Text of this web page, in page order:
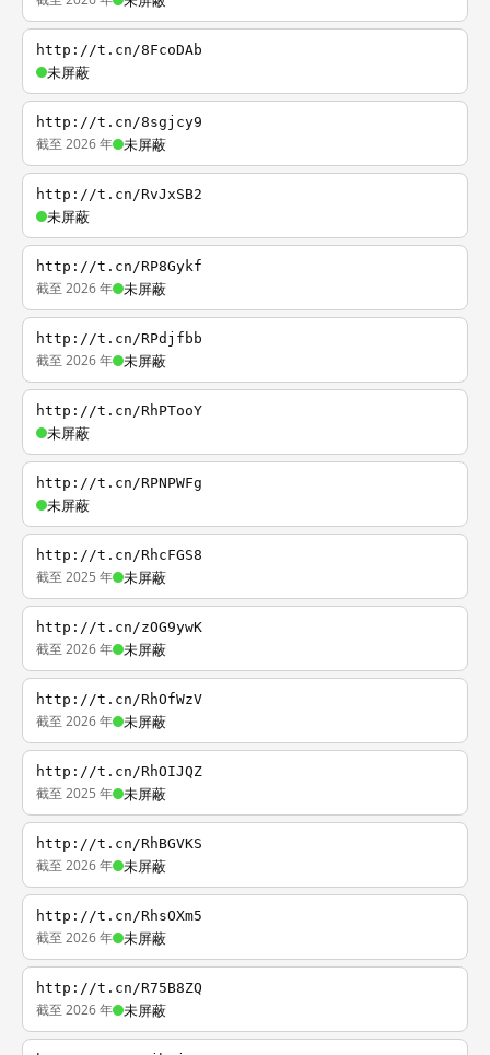
http://t.cn/8FcoDAb
未屏蔽
http://t.cn/8sgjcy9
截至 2026 年 未屏蔽
http://t.cn/RvJxSB2
未屏蔽
http://t.cn/RP8Gykf
截至 2026 年 未屏蔽
http://t.cn/RPdjfbb
截至 2026 年 未屏蔽
http://t.cn/RhPTooY
未屏蔽
http://t.cn/RPNPWFg
未屏蔽
http://t.cn/RhcFGS8
截至 2025 年 未屏蔽
http://t.cn/zOG9ywK
截至 2026 年 未屏蔽
http://t.cn/RhOfWzV
截至 2026 年 未屏蔽
http://t.cn/RhOIJQZ
截至 2025 年 未屏蔽
http://t.cn/RhBGVKS
截至 2026 年 未屏蔽
http://t.cn/RhsOXm5
截至 2026 年 未屏蔽
http://t.cn/R75B8ZQ
截至 2026 年 未屏蔽